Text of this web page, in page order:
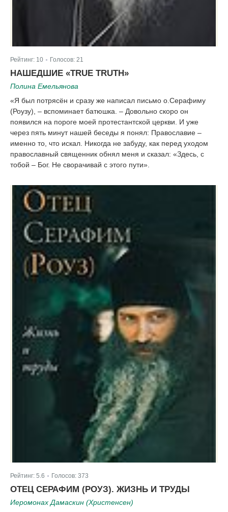
Рейтинг: 10 Голосов: 21
НАШЕДШИЕ «ТRUE TRUTH»
Полина Емельянова
«Я был потрясён и сразу же написал письмо о.Серафиму
(Роузу), – вспоминает батюшка. – Довольно скоро он
появился на пороге моей протестантской церкви. И уже
через пять минут нашей беседы я понял: Православие –
именно то, что искал. Никогда не забуду, как перед уходом
православный священник обнял меня и сказал: «Здесь, с
тобой – Бог. Не сворачивай с этого пути».
Рейтинг: 5.6 Голосов: 373
ОТЕЦ СЕРАФИМ (РОУЗ). ЖИЗНЬ И ТРУДЫ
Иеромонах Дамаскин (Христенсен)